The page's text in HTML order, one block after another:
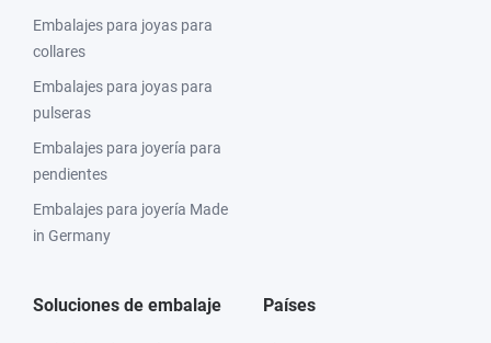
Embalajes para joyas para
collares
Embalajes para joyas para
pulseras
Embalajes para joyería para
pendientes
Embalajes para joyería Made
in Germany
Soluciones de embalaje Países